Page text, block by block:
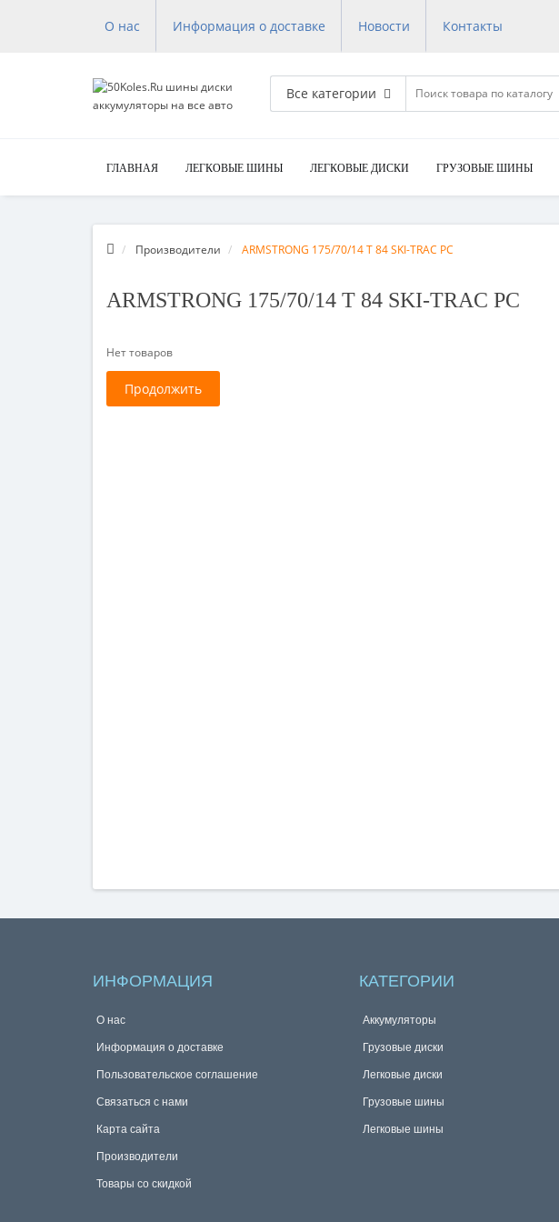
О нас Информация о доставке Новости Контакты
Все категории
ГЛАВНАЯ ЛЕГКОВЫЕ ШИНЫ ЛЕГКОВЫЕ ДИСКИ ГРУЗОВЫЕ ШИНЫ
Производители ARMSTRONG 175/70/14 T 84 SKI-TRAC PC
ARMSTRONG 175/70/14 T 84 SKI-TRAC PC
Нет товаров
Продолжить
ИНФОРМАЦИЯ
О нас
Информация о доставке
Пользовательское соглашение
Связаться с нами
Карта сайта
Производители
Товары со скидкой
КАТЕГОРИИ
Аккумуляторы
Грузовые диски
Легковые диски
Грузовые шины
Легковые шины